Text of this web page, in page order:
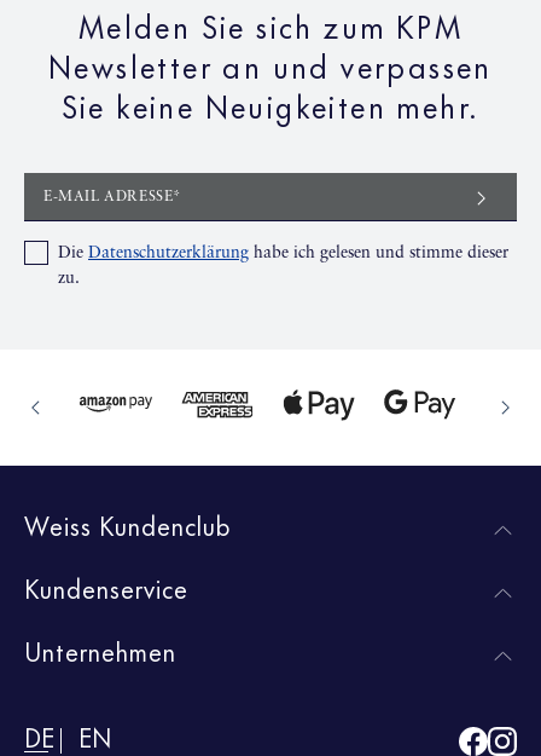
Melden Sie sich zum KPM
Newsletter an und verpassen
Sie keine Neuigkeiten mehr.
E-MAIL ADRESSE*
Die Datenschutzerklärung habe ich gelesen und stimme dieser
zu.
Weiss Kundenclub
Kundenservice
Unternehmen
DE EN